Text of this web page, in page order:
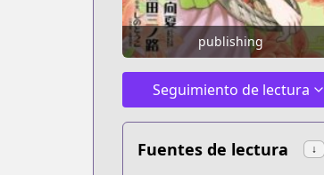
publishing
Seguimiento de lectura
Fuentes de lectura ↓